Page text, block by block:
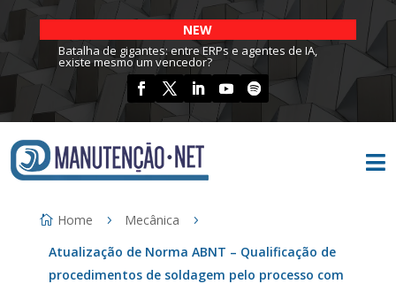
NEW
Batalha de gigantes: entre ERPs e agentes de IA,
existe mesmo um vencedor?

Home
Mecânica
Atualização de Norma ABNT – Qualificação de
procedimentos de soldagem pelo processo com